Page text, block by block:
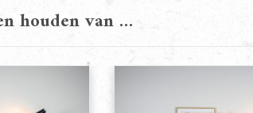
houden van …